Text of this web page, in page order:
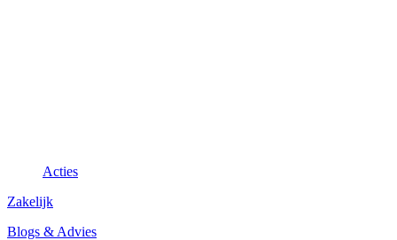
Acties
Zakelijk
Blogs & Advies